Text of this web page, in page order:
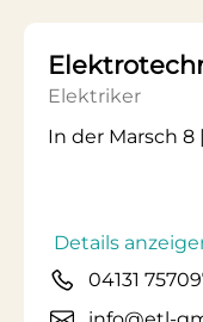
Elektriker
In der Marsch 8
Details
04131